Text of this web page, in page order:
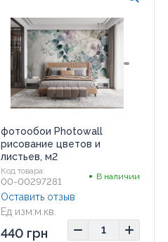
фотообои Photowall
рисование цветов и
листьев, м2
Код товара:
00-00297281 В наличии
Ед изм:м.кв.
Оставить отзыв
440 грн